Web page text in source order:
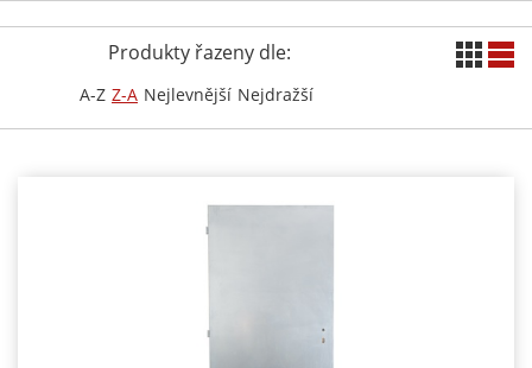
Produkty řazeny dle:
A-Z Z-A Nejlevnější Nejdražší